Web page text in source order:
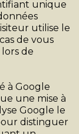
unique
utilise le
de vous
de
à Google
une mise à
Google le
distinguer